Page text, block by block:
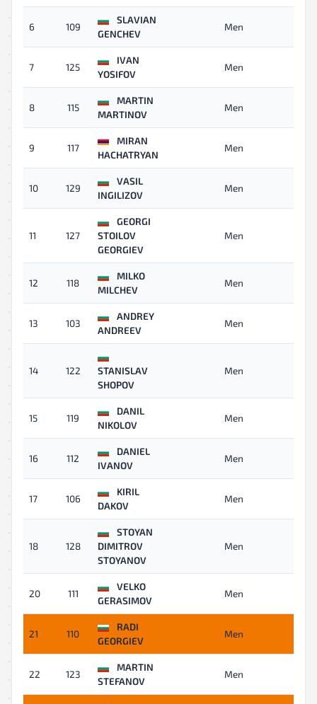
6 109
SLAVIAN
GENCHEV
Men
7 125
IVAN
YOSIFOV
Men
8 115
MARTIN
MARTINOV
Men
9 117
MIRAN
HACHATRYAN
Men
10 129
VASIL
INGILIZOV
Men
11 127
GEORGI
STOILOV
GEORGIEV
Men
12 118
MILKO
MILCHEV
Men
13 103
ANDREY
ANDREEV
Men
14 122
STANISLAV
SHOPOV
Men
15 119
DANIL
NIKOLOV
Men
16 112
DANIEL
IVANOV
Men
17 106
KIRIL
DAKOV
Men
18 128
STOYAN
DIMITROV
STOYANOV
Men
20 111
VELKO
GERASIMOV
Men
21 110
RADI
GEORGIEV
Men
22 123
MARTIN
STEFANOV
Men